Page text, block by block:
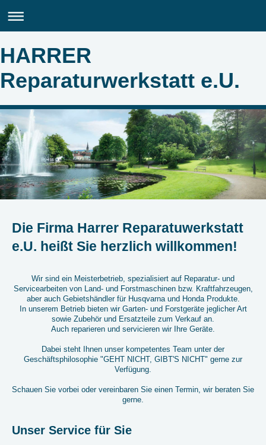
HARRER
Reparaturwerkstatt e.U.
Die Firma Harrer Reparatuwerkstatt
e.U. heißt Sie herzlich willkommen!
Wir sind ein Meisterbetrieb, spezialisiert auf Reparatur- und
Servicearbeiten von Land- und Forstmaschinen bzw. Kraftfahrzeugen,
aber auch Gebietshändler für Husqvarna und Honda Produkte.
In unserem Betrieb bieten wir Garten- und Forstgeräte jeglicher Art
sowie Zubehör und Ersatzteile zum Verkauf an.
Auch reparieren und servicieren wir Ihre Geräte.
Dabei steht Ihnen unser kompetentes Team unter der
Geschäftsphilosophie "GEHT NICHT, GIBT'S NICHT" gerne zur
Verfügung.
Schauen Sie vorbei oder vereinbaren Sie einen Termin, wir beraten Sie
gerne.
Unser Service für Sie